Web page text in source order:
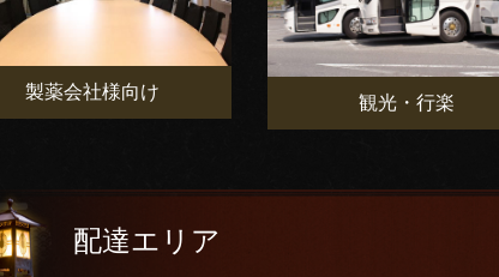
製薬会社様向け
観光・行楽
配達エリア